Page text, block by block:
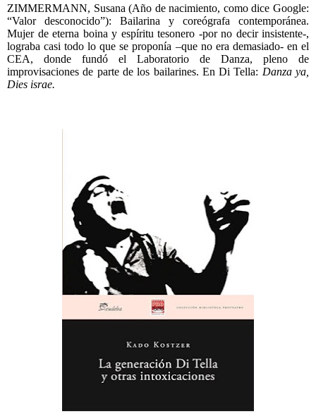
ZIMMERMANN, Susana (Año de nacimiento, como dice Google:
“Valor desconocido”): Bailarina y coreógrafa contemporánea.
Mujer de eterna boina y espíritu tesonero -por no decir insistente-,
lograba casi todo lo que se proponía –que no era demasiado- en el
CEA, donde fundó el Laboratorio de Danza, pleno de
improvisaciones de parte de los bailarines. En Di Tella: Danza ya,
Dies israe.